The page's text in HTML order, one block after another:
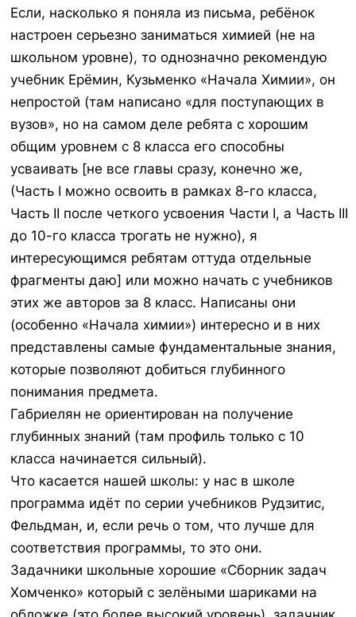
Если, насколько я поняла из письма, ребёнок
настроен серьезно заниматься химией (не на
школьном уровне), то однозначно рекомендую
учебник Ерёмин, Кузьменко «Начала Химии», он
непростой (там написано «для поступающих в
вузов», но на самом деле ребята с хорошим
общим уровнем с 8 класса его способны
усваивать [не все главы сразу, конечно же,
(Часть I можно освоить в рамках 8-го класса,
Часть II после четкого усвоения Части I, а Часть III
до 10-го класса трогать не нужно), я
интересующимся ребятам оттуда отдельные
фрагменты даю] или можно начать с учебников
этих же авторов за 8 класс. Написаны они
(особенно «Начала химии») интересно и в них
представлены самые фундаментальные знания,
которые позволяют добиться глубинного
понимания предмета.
Габриелян не ориентирован на получение
глубинных знаний (там профиль только с 10
класса начинается сильный).
Что касается нашей школы: у нас в школе
программа идёт по серии учебников Рудзитис,
Фельдман, и, если речь о том, что лучше для
соответствия программы, то это они.
Задачники школьные хорошие «Сборник задач
Хомченко» который с зелёными шариками на